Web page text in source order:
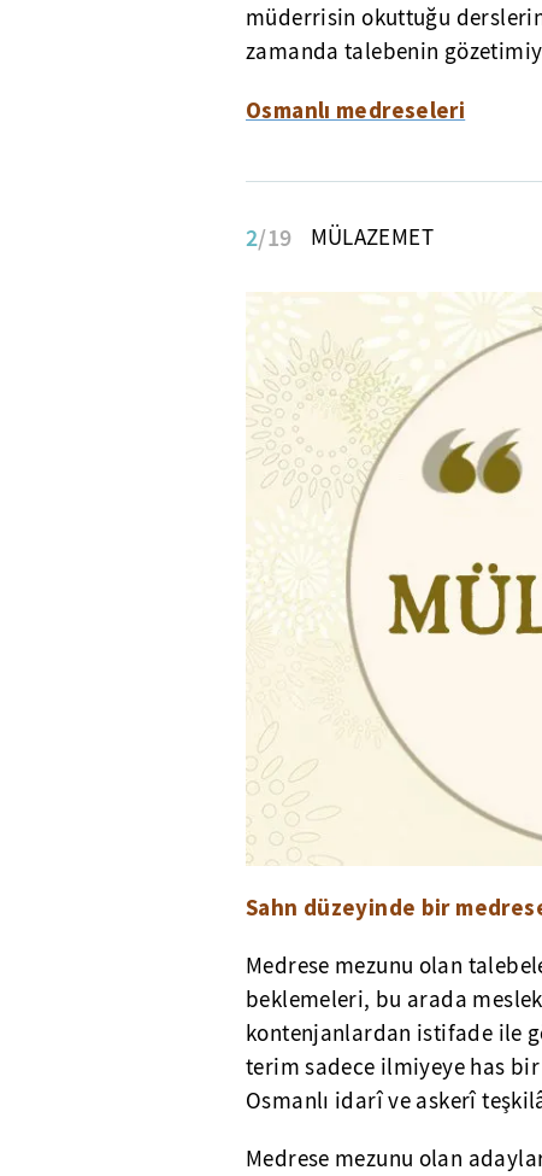
müderrisin okuttuğu
zamanda talebenin
Osmanlı medreseleri
2/19 MÜLAZEMET
Sahn düzeyinde bir
Medrese mezunu olan
beklemeleri, bu arada
kontenjanlardan istifade ile
terim sadece ilmiyeye has
Osmanlı idarî ve askerî
Medrese mezunu olan